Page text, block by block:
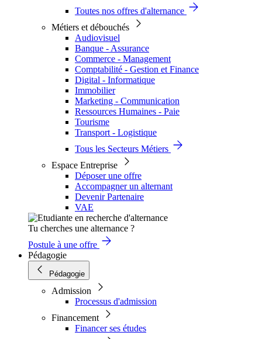
Toutes nos offres d'alternance
Métiers et débouchés
Audiovisuel
Banque - Assurance
Commerce - Management
Comptabilité - Gestion et Finance
Digital - Informatique
Immobilier
Marketing - Communication
Ressources Humaines - Paie
Tourisme
Transport - Logistique
Tous les Secteurs Métiers
Espace Entreprise
Déposer une offre
Accompagner un alternant
Devenir Partenaire
VAE
Tu cherches une alternance ?
Postule à une offre
Pédagogie
Pédagogie
Admission
Processus d'admission
Financement
Financer ses études